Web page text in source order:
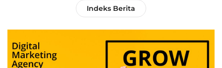
Indeks Berita